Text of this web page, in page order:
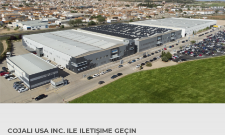
COJALI USA INC. ILE ILETIŞIME GEÇIN